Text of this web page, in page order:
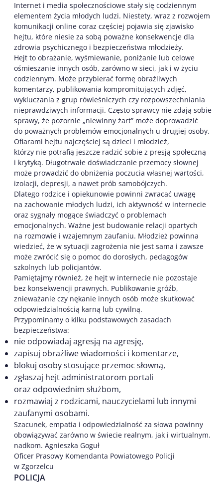
Internet i media społecznościowe stały się codziennym
elementem życia młodych ludzi. Niestety, wraz z rozwojem
komunikacji online coraz częściej pojawia się zjawisko
hejtu, które niesie za sobą poważne konsekwencje dla
zdrowia psychicznego i bezpieczeństwa młodzieży.
Hejt to obrażanie, wyśmiewanie, poniżanie lub celowe
ośmieszanie innych osób, zarówno w sieci, jak i w życiu
codziennym. Może przybierać formę obraźliwych
komentarzy, publikowania kompromitujących zdjęć,
wykluczania z grup rówieśniczych czy rozpowszechniania
nieprawdziwych informacji. Często sprawcy nie zdają sobie
sprawy, że pozornie „niewinny żart” może doprowadzić
do poważnych problemów emocjonalnych u drugiej osoby.
Ofiarami hejtu najczęściej są dzieci i młodzież,
którzy nie potrafią jeszcze radzić sobie z presją społeczną
i krytyką. Długotrwałe doświadczanie przemocy słownej
może prowadzić do obniżenia poczucia własnej wartości,
izolacji, depresji, a nawet prób samobójczych.
Dlatego rodzice i opiekunowie powinni zwracać uwagę
na zachowanie młodych ludzi, ich aktywność w internecie
oraz sygnały mogące świadczyć o problemach
emocjonalnych. Ważne jest budowanie relacji opartych
na rozmowie i wzajemnym zaufaniu. Młodzież powinna
wiedzieć, że w sytuacji zagrożenia nie jest sama i zawsze
może zwrócić się o pomoc do dorosłych, pedagogów
szkolnych lub policjantów.
Pamiętajmy również, że hejt w internecie nie pozostaje
bez konsekwencji prawnych. Publikowanie gróźb,
znieważanie czy nękanie innych osób może skutkować
odpowiedzialnością karną lub cywilną.
Przypominamy o kilku podstawowych zasadach
bezpieczeństwa:
nie odpowiadaj agresją na agresję,
zapisuj obraźliwe wiadomości i komentarze,
blokuj osoby stosujące przemoc słowną,
zgłaszaj hejt administratorom portali
oraz odpowiednim służbom,
rozmawiaj z rodzicami, nauczycielami lub innymi
zaufanymi osobami.
Szacunek, empatia i odpowiedzialność za słowa powinny
obowiązywać zarówno w świecie realnym, jak i wirtualnym.
nadkom. Agnieszka Goguł
Oficer Prasowy Komendanta Powiatowego Policji
w Zgorzelcu
POLICJA